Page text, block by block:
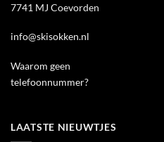
7741 MJ Coevorden
info@skisokken.nl
Waarom geen
telefoonnummer?
LAATSTE NIEUWTJES